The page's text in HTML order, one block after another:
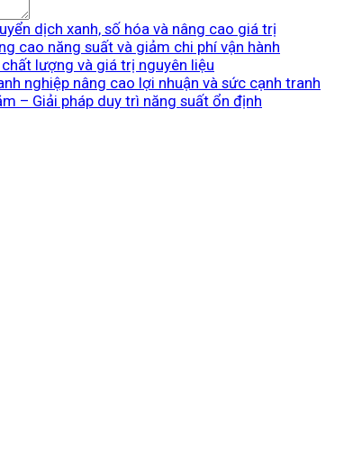
dịch xanh, số hóa và nâng cao giá trị
cao năng suất và giảm chi phí vận hành
lượng và giá trị nguyên liệu
nghiệp nâng cao lợi nhuận và sức cạnh tranh
– Giải pháp duy trì năng suất ổn định